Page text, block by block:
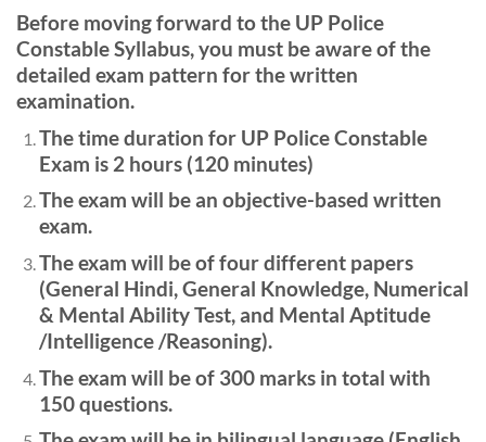
Before moving forward to the UP Police
Constable Syllabus, you must be aware of the
detailed exam pattern for the written
examination.
The time duration for UP Police Constable
Exam is 2 hours (120 minutes)
The exam will be an objective-based written
exam.
The exam will be of four different papers
(General Hindi, General Knowledge, Numerical
& Mental Ability Test, and Mental Aptitude
/Intelligence /Reasoning).
The exam will be of 300 marks in total with
150 questions.